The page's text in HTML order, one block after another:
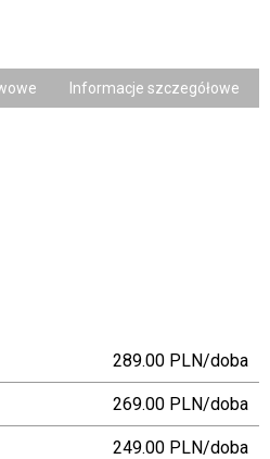
Informacje szczegółowe
289.00 PLN/doba
269.00 PLN/doba
249.00 PLN/doba